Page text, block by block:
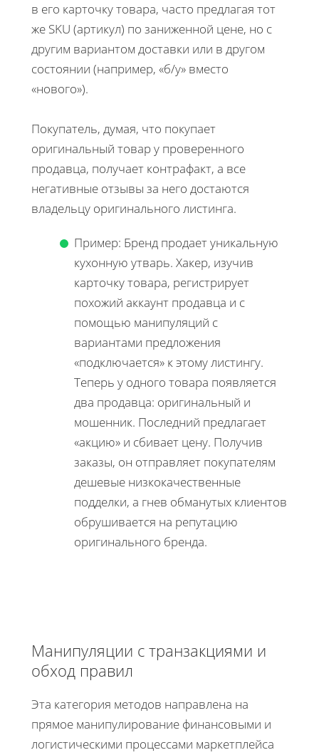
в его карточку товара, часто предлагая тот
же SKU (артикул) по заниженной цене, но с
другим вариантом доставки или в другом
состоянии (например, «б/у» вместо
«нового»).
Покупатель, думая, что покупает
оригинальный товар у проверенного
продавца, получает контрафакт, а все
негативные отзывы за него достаются
владельцу оригинального листинга.
Пример: Бренд продает уникальную
кухонную утварь. Хакер, изучив
карточку товара, регистрирует
похожий аккаунт продавца и с
помощью манипуляций с
вариантами предложения
«подключается» к этому листингу.
Теперь у одного товара появляется
два продавца: оригинальный и
мошенник. Последний предлагает
«акцию» и сбивает цену. Получив
заказы, он отправляет покупателям
дешевые низкокачественные
подделки, а гнев обманутых клиентов
обрушивается на репутацию
оригинального бренда.
Манипуляции с транзакциями и
обход правил
Эта категория методов направлена на
прямое манипулирование финансовыми и
логистическими процессами маркетплейса